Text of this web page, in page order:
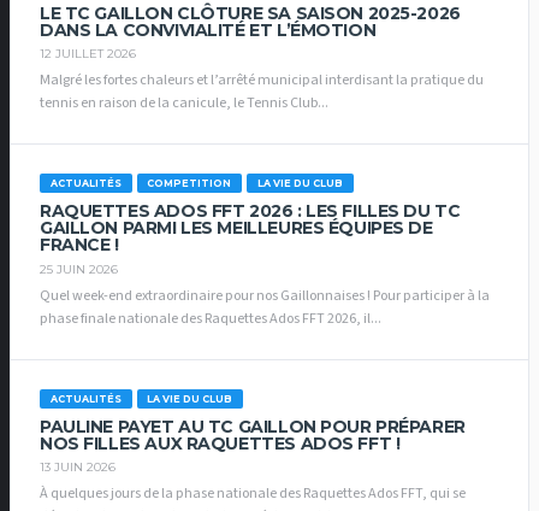
LE TC GAILLON CLÔTURE SA SAISON 2025-2026
DANS LA CONVIVIALITÉ ET L’ÉMOTION
12 JUILLET 2026
Malgré les fortes chaleurs et l’arrêté municipal interdisant la pratique du
tennis en raison de la canicule, le Tennis Club...
ACTUALITÉS COMPETITION LA VIE DU CLUB
RAQUETTES ADOS FFT 2026 : LES FILLES DU TC
GAILLON PARMI LES MEILLEURES ÉQUIPES DE
FRANCE !
25 JUIN 2026
Quel week-end extraordinaire pour nos Gaillonnaises ! Pour participer à la
phase finale nationale des Raquettes Ados FFT 2026, il...
ACTUALITÉS LA VIE DU CLUB
PAULINE PAYET AU TC GAILLON POUR PRÉPARER
NOS FILLES AUX RAQUETTES ADOS FFT !
13 JUIN 2026
À quelques jours de la phase nationale des Raquettes Ados FFT, qui se